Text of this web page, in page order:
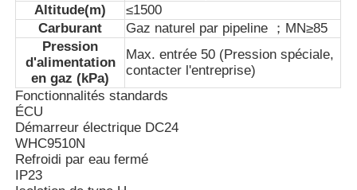
Altitude(m)
≤1500
Carburant
Gaz naturel par pipeline ；MN≥85
Pression
d'alimentation
en gaz (kPa)
Max. entrée 50 (Pression spéciale,
contacter l'entreprise)
Fonctionnalités standards
ÉCU
Démarreur électrique DC24
WHC9510N
Refroidi par eau fermé
IP23